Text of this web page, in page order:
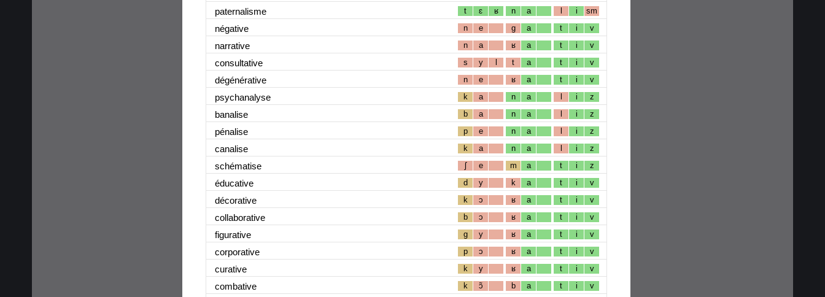
paternalisme t ɛ ʁ n a l i sm
négative n e g a t i v
narrative n a ʁ a t i v
consultative s y l t a t i v
dégénérative n e ʁ a t i v
psychanalyse k a n a l i z
banalise b a n a l i z
pénalise p e n a l i z
canalise k a n a l i z
schématise ʃ e m a t i z
éducative d y k a t i v
décorative k ɔ ʁ a t i v
collaborative b ɔ ʁ a t i v
figurative g y ʁ a t i v
corporative p ɔ ʁ a t i v
curative k y ʁ a t i v
combative k ɔ̃ b a t i v